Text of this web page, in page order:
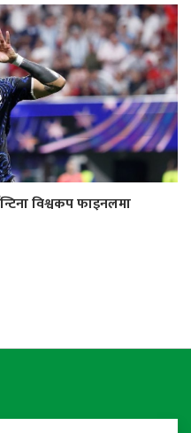
विश्वकप फाइनलमा